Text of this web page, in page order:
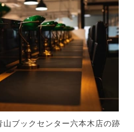
ブックセンター六本木店の跡